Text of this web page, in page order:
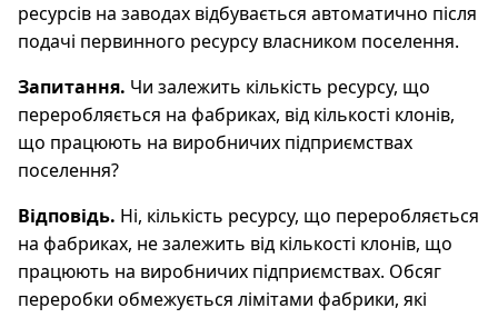
ресурсів на заводах відбувається автоматично після
подачі первинного ресурсу власником поселення.
Запитання. Чи залежить кількість ресурсу, що
переробляється на фабриках, від кількості клонів,
що працюють на виробничих підприємствах
поселення?
Відповідь. Ні, кількість ресурсу, що переробляється
на фабриках, не залежить від кількості клонів, що
працюють на виробничих підприємствах. Обсяг
переробки обмежується лімітами фабрики, які